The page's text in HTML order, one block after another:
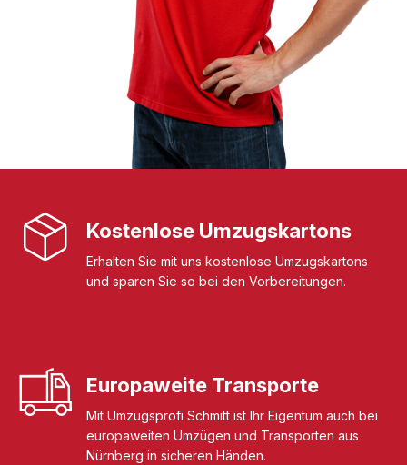
Kostenlose Umzugskartons
Erhalten Sie mit uns kostenlose Umzugskartons
und sparen Sie so bei den Vorbereitungen.
Europaweite Transporte
Mit Umzugsprofi Schmitt ist Ihr Eigentum auch bei
europaweiten Umzügen und Transporten aus
Nürnberg in sicheren Händen.